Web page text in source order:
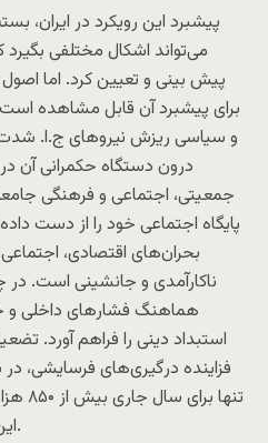
پیشبرد این رویکرد در ایران،
می‌تواند اشکال مختلفی بگیرد
پیش بینی و تعیین کرد. اما
برای پیشبرد آن قابل مشاهده
و سیاسی ریزش نیروهای ج.ا.
درون دستگاه حکمرانی آن
جمعیتی، اجتماعی و فرهنگی
پایگاه اجتماعی خود را از دست
بحران‌های اقتصادی،
ناکارآمدی و جانشینی است.
هماهنگ فشارهای داخلی و
استبداد دینی را فراهم آورد.
فزاینده درگیری‌های فرسایشی،
تنها
این فرایند را تسریع و تسهیل کند.